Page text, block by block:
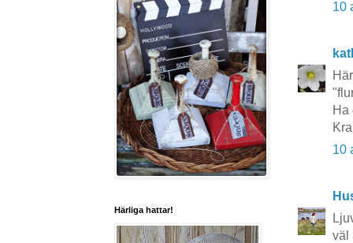
10
Ha
10
väl
Härliga hattar!